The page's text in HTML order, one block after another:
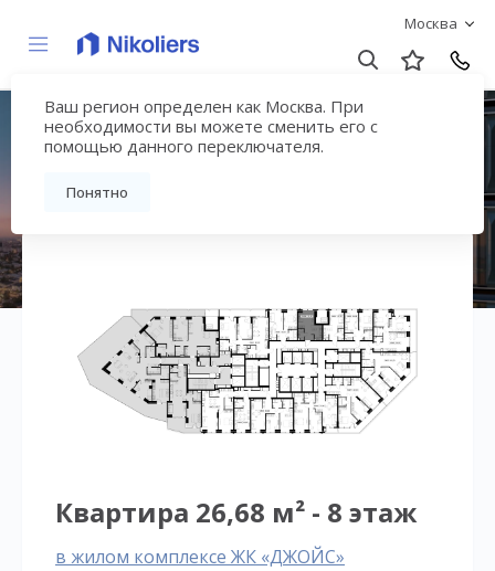
Москва
Ваш регион определен как Москва. При
необходимости вы можете сменить его с
помощью данного переключателя.
Понятно
ЖК «ДЖОЙС»
Вернуться на страницу жилого комплекса
Квартира 26,68 м² - 8 этаж
в жилом комплексе ЖК «ДЖОЙС»